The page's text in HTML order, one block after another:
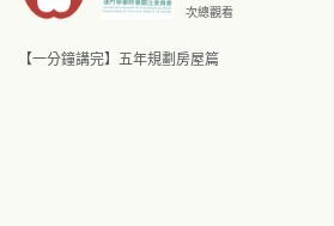
次總觀看
【一分鐘講完】五年規劃房屋篇